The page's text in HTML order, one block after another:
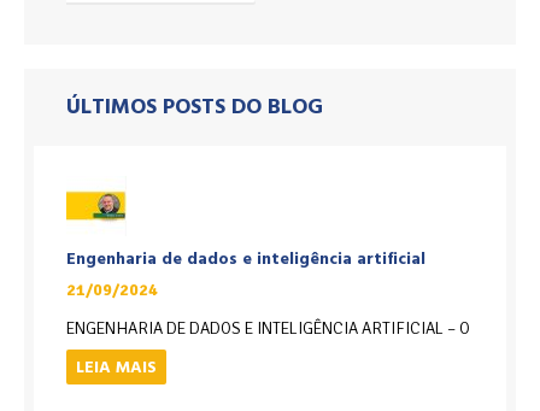
ÚLTIMOS POSTS DO BLOG
Engenharia de dados e inteligência artificial
21/09/2024
ENGENHARIA DE DADOS E INTELIGÊNCIA ARTIFICIAL – O
LEIA MAIS